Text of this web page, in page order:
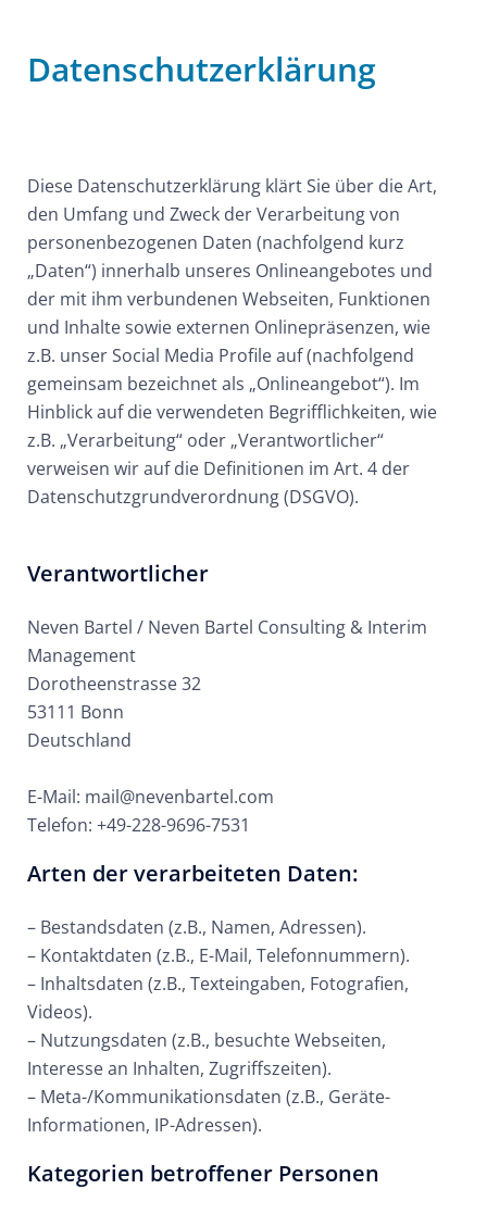
Datenschutzerklärung
Diese Datenschutzerklärung klärt Sie über die Art,
den Umfang und Zweck der Verarbeitung von
personenbezogenen Daten (nachfolgend kurz
„Daten“) innerhalb unseres Onlineangebotes und
der mit ihm verbundenen Webseiten, Funktionen
und Inhalte sowie externen Onlinepräsenzen, wie
z.B. unser Social Media Profile auf (nachfolgend
gemeinsam bezeichnet als „Onlineangebot“). Im
Hinblick auf die verwendeten Begrifflichkeiten, wie
z.B. „Verarbeitung“ oder „Verantwortlicher“
verweisen wir auf die Definitionen im Art. 4 der
Datenschutzgrundverordnung (DSGVO).
Verantwortlicher
Neven Bartel / Neven Bartel Consulting & Interim
Management
Dorotheenstrasse 32
53111 Bonn
Deutschland
E-Mail: mail@nevenbartel.com
Telefon: +49-228-9696-7531
Arten der verarbeiteten Daten:
– Bestandsdaten (z.B., Namen, Adressen).
– Kontaktdaten (z.B., E-Mail, Telefonnummern).
– Inhaltsdaten (z.B., Texteingaben, Fotografien,
Videos).
– Nutzungsdaten (z.B., besuchte Webseiten,
Interesse an Inhalten, Zugriffszeiten).
– Meta-/Kommunikationsdaten (z.B., Geräte-
Informationen, IP-Adressen).
Kategorien betroffener Personen